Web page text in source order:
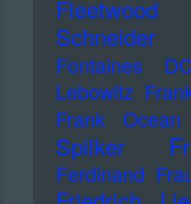
Fleetwood
Schneider
Fontaines DC
Lebowitz
Frank Ocean
Spilker
Ferdinand